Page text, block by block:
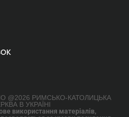
@2026 РИМСЬКО-КАТОЛИЦЬКА
В УКРАЇНІ
використання матеріалів,